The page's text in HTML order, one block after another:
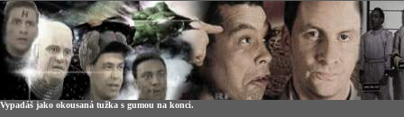
Vypadáš jako okousaná tužka s gumou na konci.